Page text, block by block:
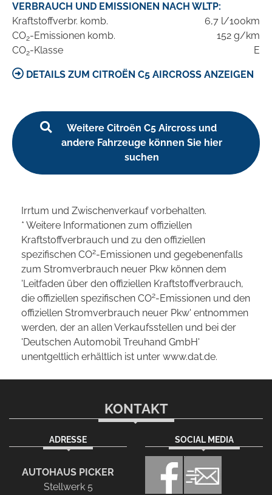
VERBRAUCH UND EMISSIONEN NACH WLTP:
Kraftstoffverbr. komb.
6,7 l/100km
CO2-Emissionen komb.
152 g/km
CO2-Klasse E
DETAILS ZUM CITROËN C5 AIRCROSS ANZEIGEN
Weitere Citroën C5 Aircross und
andere Fahrzeuge können Sie hier
suchen
Irrtum und Zwischenverkauf vorbehalten.
* Weitere Informationen zum offiziellen
Kraftstoffverbrauch und zu den offiziellen
spezifischen CO2-Emissionen und gegebenenfalls
zum Stromverbrauch neuer Pkw können dem
'Leitfaden über den offiziellen Kraftstoffverbrauch,
die offiziellen spezifischen CO2-Emissionen und den
offiziellen Stromverbrauch neuer Pkw' entnommen
werden, der an allen Verkaufsstellen und bei der
'Deutschen Automobil Treuhand GmbH'
unentgeltlich erhältlich ist unter www.dat.de.
KONTAKT
ADRESSE
AUTOHAUS PICKER
Stellwerk 5
SOCIAL MEDIA